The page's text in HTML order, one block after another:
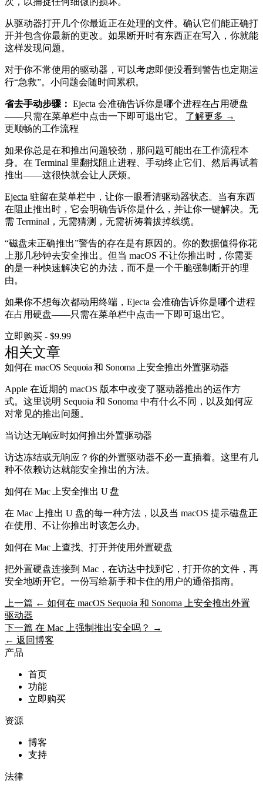
从驱动器打开几个你最近正在处理的文件。确认它们能正确打
开并包含你最新的更改。如果断开时有东西正在写入，你就能
这样发现问题。
对于你不常使用的驱动器，可以考虑即便没看到警告也定期运
行“急救”。小问题会随时间累积。
省去手动步骤： Ejecta 会准确告诉你是哪个进程在占用硬盘
——只需在菜单栏中点击一下即可退出它。 了解更多 →
更顺畅的工作流程
如果你总是在和推出问题较劲，那问题可能出在工作流程本
身。在 Terminal 里翻找阻止进程、手动终止它们、然后再试着
推出——这很快就会让人厌烦。
Ejecta 驻留在菜单栏中，让你一眼看清驱动器状态。当有东西
在阻止推出时，它会明确告诉你是什么，并让你一键解决。无
需 Terminal，无需猜测，无需祈祷着拔掉线缆。
“磁盘未正确推出”警告的存在是有原因的。你的数据值得你花
上那几秒钟去安全推出。但当 macOS 不让你推出时，你需要
的是一种快速解决它的办法，而不是一个干脆强制断开的理
由。
如果你不想每次都动用终端，Ejecta 会准确告诉你是哪个进程
在占用硬盘——只需在菜单栏中点击一下即可退出它。
立即购买 - $9.99
相关文章
如何在 macOS Sequoia 和 Sonoma 上安全推出外置驱动器
Apple 在近期的 macOS 版本中改变了驱动器推出的运作方
式。这里说明 Sequoia 和 Sonoma 中有什么不同，以及如何应
对常见的推出问题。
当访达无响应时如何推出外置驱动器
访达冻结或无响应？你的外置驱动器不必一直插着。这里有几
种不依赖访达就能安全推出的方法。
如何在 Mac 上安全推出 U 盘
在 Mac 上推出 U 盘的每一种方法，以及当 macOS 提示磁盘正
在使用、不让你推出时该怎么办。
如何在 Mac 上查找、打开并使用外置硬盘
把外置硬盘连接到 Mac，在访达中找到它，打开你的文件，再
安全地断开它。一份写给新手和卡住的用户的通俗指南。
上一篇 ← 如何在 macOS Sequoia 和 Sonoma 上安全推出外置
驱动器
下一篇 在 Mac 上强制推出安全吗？ →
← 返回博客
产品
首页
功能
立即购买
资源
博客
支持
法律